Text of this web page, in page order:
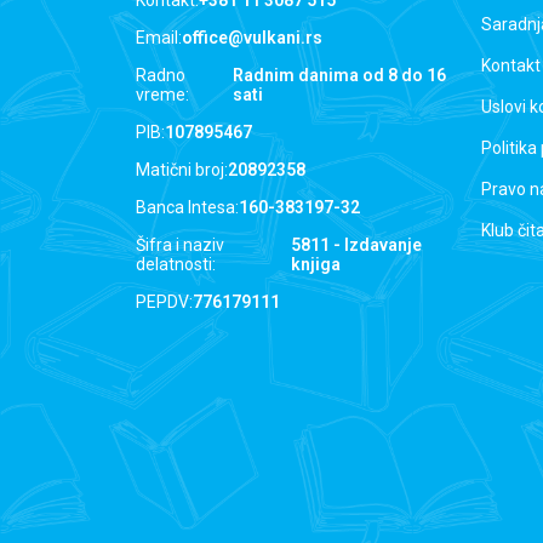
Email:office@vulkani.rs
Radno
vreme:
Radnim danima od 8 do 16
sati
PIB:107895467
Matični broj:20892358
Banca Intesa:160-383197-32
Šifra i naziv
delatnosti:
5811 - Izdavanje
knjiga
PEPDV:776179111
Kontakt
Uslovi
Politika
Pravo
Klub